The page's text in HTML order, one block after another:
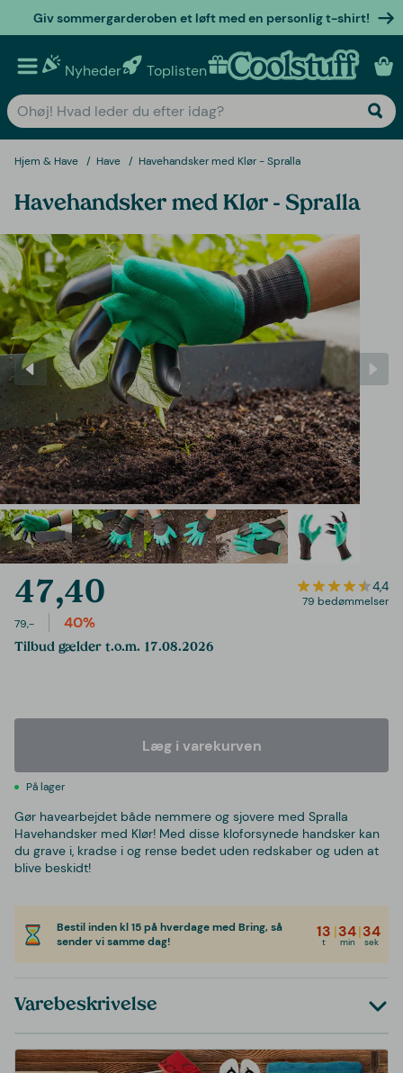
Giv sommergarderoben et løft med en personlig t-shirt!
Nyheder Toplisten Personlige gaver
Hjem & Have Have Havehandsker med Klør - Spralla
Havehandsker med Klør - Spralla
47,40
79,- 40%
Tilbud gælder t.o.m. 17.08.2026
4,4
79 bedømmelser
Læg i varekurven
På lager
Gør havearbejdet både nemmere og sjovere med Spralla
Havehandsker med Klør! Med disse kloforsynede handsker kan
du grave i, kradse i og rense bedet uden redskaber og uden at
blive beskidt!
Bestil inden kl 15 på hverdage med Bring, så
sender vi samme dag!
13
t
|34
min
|34
sek
Varebeskrivelse